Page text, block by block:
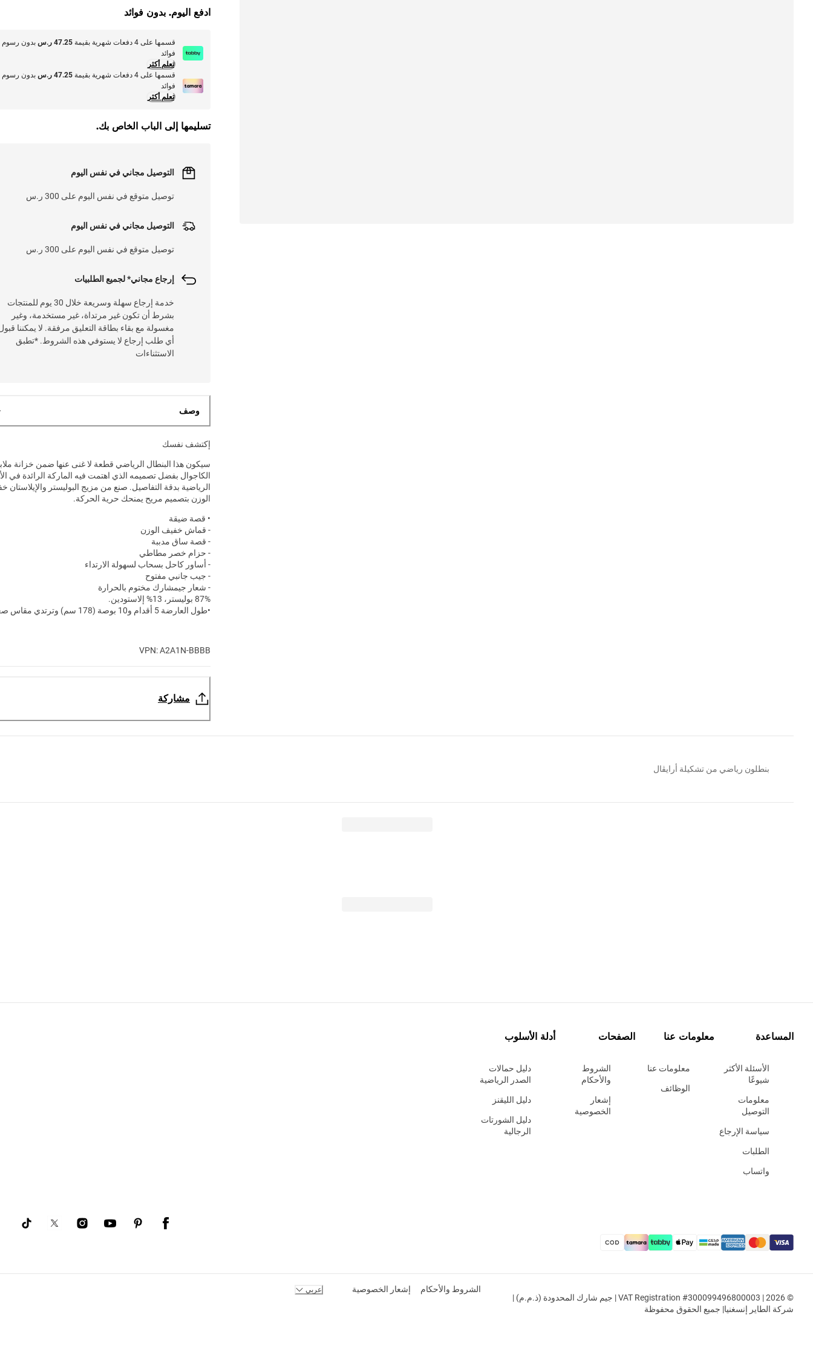
ادفع اليوم. بدون فوائد
قسمها على 4 دفعات شهرية بقيمة 47.25 ر.س
بدون رسوم
فوائد
تعلم أكثر
قسمها على 4 دفعات شهرية بقيمة
47.25 ر.س
بدون رسوم
فوائد
تعلم أكثر
تسليمها إلى الباب الخاص بك.
التوصيل مجاني في نفس اليوم
توصيل متوقع في نفس اليوم على 300 ر.س
التوصيل مجاني في نفس اليوم
توصيل متوقع في نفس اليوم على 300 ر.س
إرجاع مجاني* لجميع الطلبيات
خدمة إرجاع سهلة وسريعة خلال 30 يوم للمنتجات
بشرط أن تكون غير مرتداة، غير مستخدمة، وغير
مغسولة مع بقاء بطاقة التعليق مرفقة. لا يمكننا
أي طلب إرجاع لا يستوفي هذه الشروط. *تطبق
الاستثناءات
وصف
إكتشف نفسك
سيكون هذا البنطال الرياضي قطعة لا غنى عنها ضمن خزانة
الكاجوال بفضل تصميمه الذي اهتمت فيه الماركة الرائدة في
الرياضية بدقة التفاصيل. صنع من مزيج البوليستر والإيلاستان
الوزن بتصميم مريح يمنحك حرية الحركة.
• قصة ضيقة
- قماش خفيف الوزن
- قصة ساق مدببة
- حزام خصر مطاطي
- أساور كاحل بسحاب لسهولة الارتداء
- جيب جانبي مفتوح
- شعار جيمشارك مختوم بالحرارة
87% بوليستر، 13% إلاستودين.
•طول العارضة
VPN: A2A1N-BBBB
مشاركة
بنطلون رياضي من تشكيلة أرايڤال
المساعدة
الأسئلة الأكثر
شيوعًا
معلومات
التوصيل
سياسة الإرجاع
الطلبات
واتساب
معلومات عنا
معلومات عنا
الوظائف
الصفحات
الشروط
والأحكام
إشعار
الخصوصية
أدلة الأسلوب
دليل حمالات
الصدر الرياضية
دليل الليقنز
دليل الشورتات
الرجالية
© 2026 | VAT Registration #300099496800003 | جيم شارك المحدودة (ذ.م.م) |
شركة الطاير إنسغنيا| جميع الحقوق محفوظة
الشروط والأحكام إشعار الخصوصية عربي